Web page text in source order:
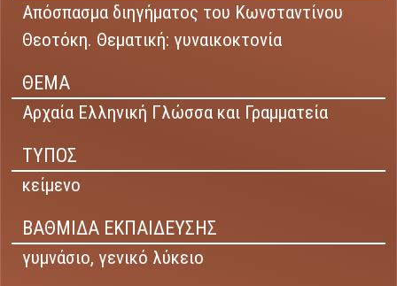
Απόσπασμα διηγήματος του Κωνσταντίνου
Θεοτόκη. Θεματική: γυναικοκτονία
ΘΕΜΑ
Αρχαία Ελληνική Γλώσσα και Γραμματεία
ΤΥΠΟΣ
κείμενο
ΒΑΘΜΙΔΑ ΕΚΠΑΙΔΕΥΣΗΣ
γυμνάσιο, γενικό λύκειο